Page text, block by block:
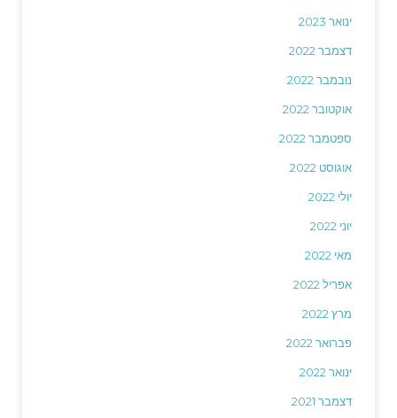
ינואר 2023
דצמבר 2022
נובמבר 2022
אוקטובר 2022
ספטמבר 2022
אוגוסט 2022
יולי 2022
יוני 2022
מאי 2022
אפריל 2022
מרץ 2022
פברואר 2022
ינואר 2022
דצמבר 2021